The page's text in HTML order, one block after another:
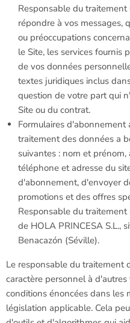
Responsable du
répondre à vos messages,
ou préoccupations
le Site, les services fournis
de vos données
textes juridiques inclus
question de votre part qui
Site ou du contrat.
Formulaires d'abonnement
traitement des données a
suivantes : nom et
téléphone et adresse du
d'abonnement, d'envoyer
promotions et des offres
Responsable du
de HOLA PRINCESA S.L.,
Benacazón (Séville).
Le responsable du traitement
caractère personnel à
conditions énoncées dans les
législation applicable. Cela